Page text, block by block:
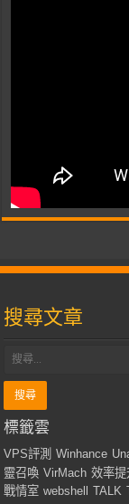
搜尋文章
標籤雲
VPS評測 Winhance
靈召喚 VirMach 效率提
戰情室 webshell TALK